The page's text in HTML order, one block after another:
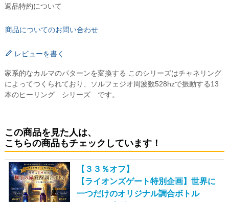
返品特約について
商品についてのお問い合わせ
レビューを書く
家系的なカルマのパターンを変換する このシリーズはチャネリング
によってつくられており、ソルフェジオ周波数528hzで振動する13
本のヒーリング シリーズ です。
この商品を見た人は、
こちらの商品もチェックしています！
【３３％オフ】
【ライオンズゲート特別企画】世界に
一つだけのオリジナル調合ボトル